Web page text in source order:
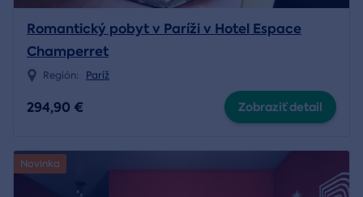
Romantický pobyt v Paríži v Hotel Espace
Champerret
Región: Paríž
294,90 € Zobraziť detail
Novinka